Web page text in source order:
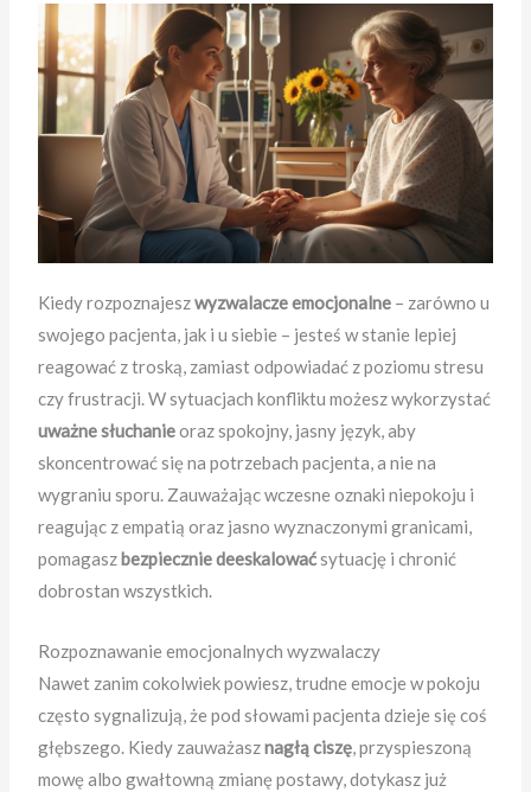
Kiedy rozpoznajeszwyzwalacze emocjonalne – zarówno u
swojego pacjenta, jak i u siebie – jesteś w stanie lepiej
reagować z troską, zamiast odpowiadać z poziomu stresu
czy frustracji. W sytuacjach konfliktu możesz wykorzystać
uważne słuchanieoraz spokojny, jasny język, aby
skoncentrować się na potrzebach pacjenta, a nie na
wygraniu sporu. Zauważając wczesne oznaki niepokoju i
reagując z empatią oraz jasno wyznaczonymi granicami,
pomagasz bezpiecznie deeskalowaćsytuację i chronić
dobrostan wszystkich.
Rozpoznawanie emocjonalnych wyzwalaczy
Nawet zanim cokolwiek powiesz, trudne emocje w pokoju
często sygnalizują, że pod słowami pacjenta dzieje się coś
głębszego. Kiedy zauważasznagłą ciszę, przyspieszoną
mowę albo gwałtowną zmianę postawy, dotykasz już